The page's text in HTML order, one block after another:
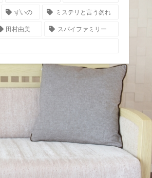
ずいの ミステリと言う勿れ
田村由美 スパイファミリー